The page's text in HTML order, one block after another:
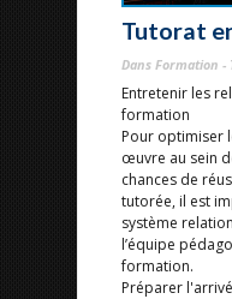
Tutorat
Dans Formation
Entretenir les
formation
Pour optimiser
œuvre au sein
chances de
tutorée, il est
système
l’équipe
formation.
Préparer